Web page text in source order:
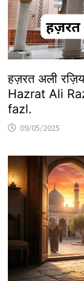
हज़रत अली
Hazrat Ali
fazl.
09/05/2025